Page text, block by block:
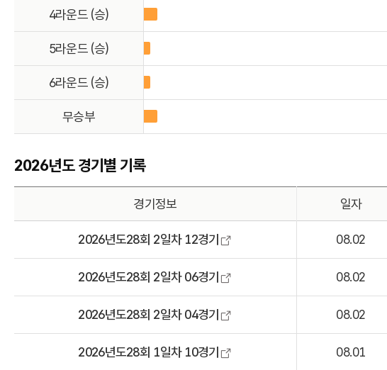
4라운드 (승)
5라운드 (승)
6라운드 (승)
무승부
2026년도 경기별 기록
경기정보 일자
2026년도28회 2일차 12경기 08.02
2026년도28회 2일차 06경기 08.02
2026년도28회 2일차 04경기 08.02
2026년도28회 1일차 10경기 08.01